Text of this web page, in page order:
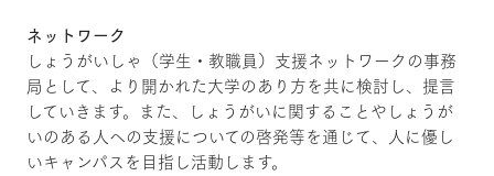
ネットワーク
しょうがいしゃ（学生・教職員）支援ネットワークの事務
局として、より開かれた大学のあり方を共に検討し、提言
していきます。また、しょうがいに関することやしょうが
いのある人への支援についての啓発等を通じて、人に優し
いキャンパスを目指し活動します。